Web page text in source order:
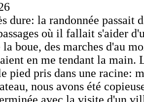
dure: la randonnée passait
où il fallait s'aider
la boue, des marches d'au
en me tendant la
pied pris dans une racine:
nous avons été